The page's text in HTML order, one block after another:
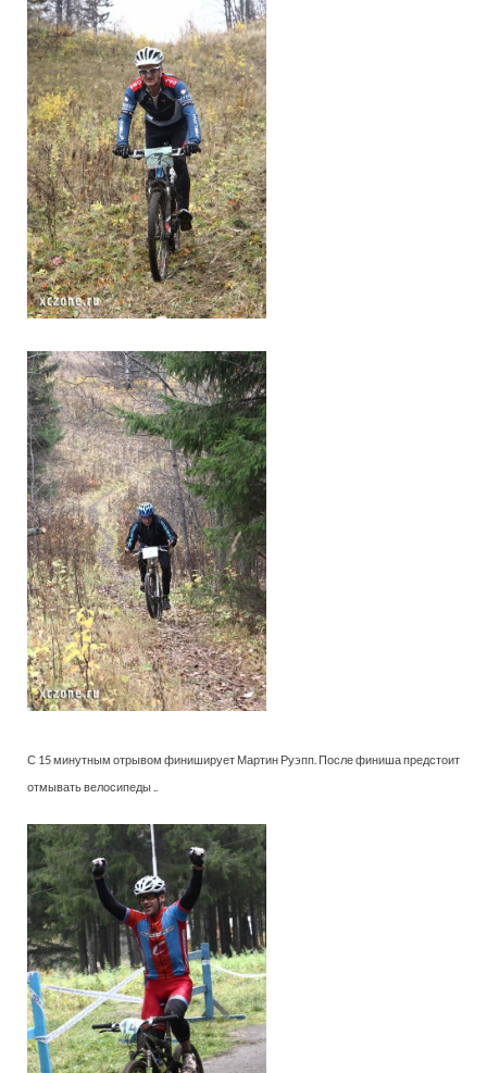
С 15 минутным отрывом финиширует Мартин Руэпп. После финиша предстоит
отмывать велосипеды ..